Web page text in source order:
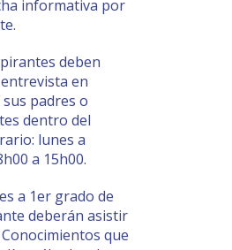
informativa por
deben
en
padres o
dentro del
lunes a
a 15h00.
a 1er grado de
deberán asistir
que